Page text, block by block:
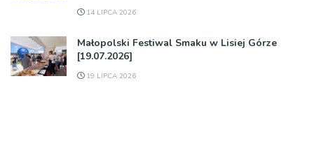
14 LIPCA 2026
Małopolski Festiwal Smaku w Lisiej Górze
[19.07.2026]
19 LIPCA 2026